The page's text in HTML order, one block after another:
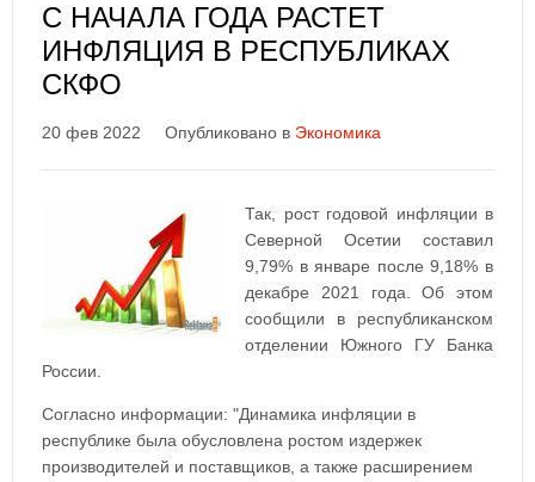
С НАЧАЛА ГОДА РАСТЕТ
ИНФЛЯЦИЯ В РЕСПУБЛИКАХ
СКФО
20 фев 2022 Опубликовано в Экономика
Так, рост годовой инфляции в
Северной Осетии составил
9,79% в январе после 9,18% в
декабре 2021 года. Об этом
сообщили в республиканском
отделении Южного ГУ Банка
России.
Согласно информации: "Динамика инфляции в
республике была обусловлена ростом издержек
производителей и поставщиков, а также расширением